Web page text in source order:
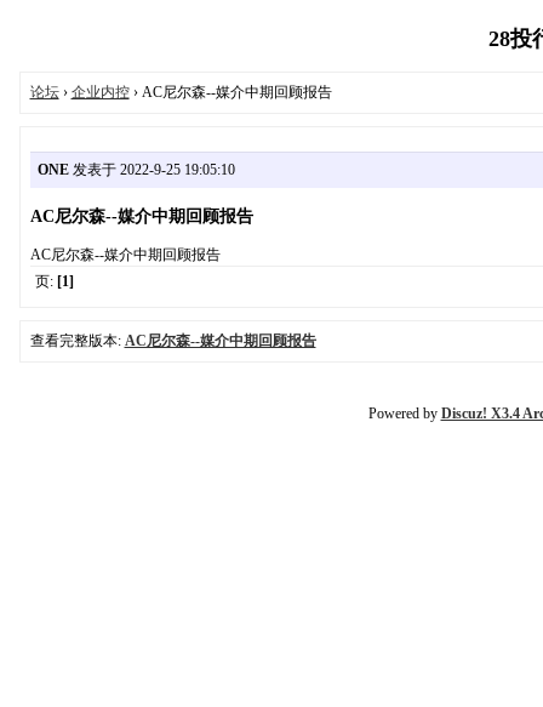
28投
论坛› 企业内控› AC尼尔森--媒介中期回顾报告
ONE发表于 2022-9-25 19:05:10
AC尼尔森--媒介中期回顾报告
AC尼尔森--媒介中期回顾报告
页: [1]
查看完整版本: AC尼尔森--媒介中期回顾报告
Powered by Discuz! X3.4